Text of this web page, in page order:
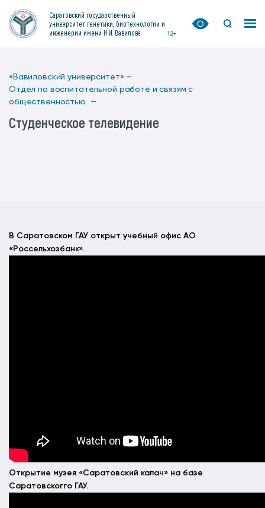
Саратовский государственный
университет генетики, биотехнологии и
инженерии имени Н.И. Вавилова
12+
«Вавиловский университет» —
Отдел по воспитательной работе и связям с
общественностью —
Cтуденческое телевидение
В Саратовском ГАУ открыт учебный офис АО
«Россельхозбанк».
Открытие музея «Саратовский калач» на базе
Саратовскогго ГАУ.